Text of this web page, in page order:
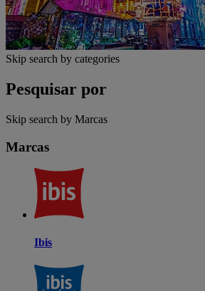
Skip search by categories
Pesquisar por
Skip search by Marcas
Marcas
Ibis